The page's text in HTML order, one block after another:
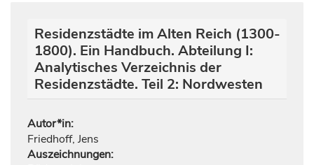
Residenzstädte im Alten Reich (1300-
1800). Ein Handbuch. Abteilung I:
Analytisches Verzeichnis der
Residenzstädte. Teil 2: Nordwesten
Autor*in:
Friedhoff, Jens
Auszeichnungen: